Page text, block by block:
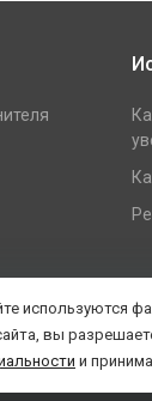
используются
вы
и